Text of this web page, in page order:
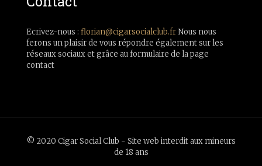
Ecrivez-nous : florian@cigarsocialclub.frNous nous
ferons un plaisir de vous répondre également sur les
réseaux sociaux et grâce au formulaire de la page
contact
© 2020 Cigar Social Club - Site web interdit aux mineurs
de 18 ans